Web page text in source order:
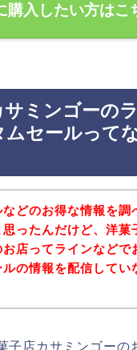
購入したい方はこ
サミンゴーの
ムセールって
どのお得な情報を調
ったんだけど、洋菓
お店ってラインなどで
の情報を配信してい
子店カサミンゴーの